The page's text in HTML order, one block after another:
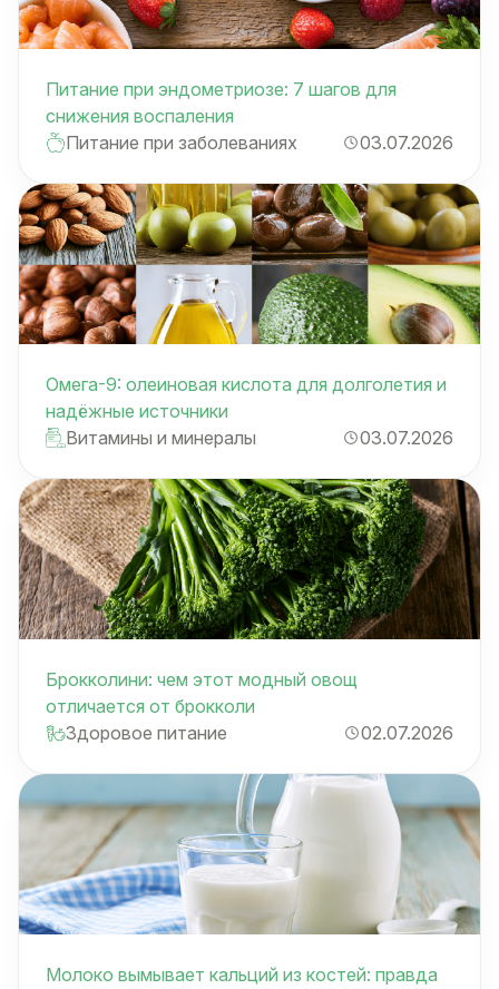
Питание при эндометриозе: 7 шагов для
снижения воспаления
Питание при заболеваниях
03.07.2026
Омега-9: олеиновая кислота для долголетия и
надёжные источники
Витамины и минералы
03.07.2026
Брокколини: чем этот модный овощ
отличается от брокколи
Здоровое питание
02.07.2026
Молоко вымывает кальций из костей: правда